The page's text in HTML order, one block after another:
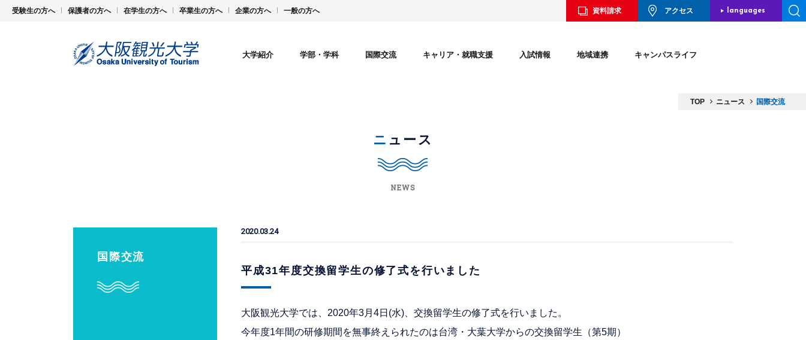
受験生の方へ 保護者の方へ 在学生の方へ 卒業生の方へ 企業の方へ 一般の方へ 資料請求 アクセス languages
大学紹介 学部・学科 国際交流 キャリア・就職支援 入試情報 地域連携 キャンパスライフ
TOP ニュース 国際交流
ニュース
NEWS
国際交流
2020.03.24
平成31年度交換留学生の修了式を行いました
大阪観光大学では、2020年3月4日(水)、交換留学生の修了式を行いました。
今年度1年間の研修期間を無事終えられたのは台湾・大葉大学からの交換留学生（第5期）